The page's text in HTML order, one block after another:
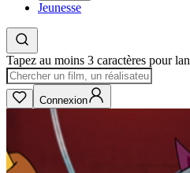
Jeunesse
Tapez au moins 3 caractères pour
Connexion